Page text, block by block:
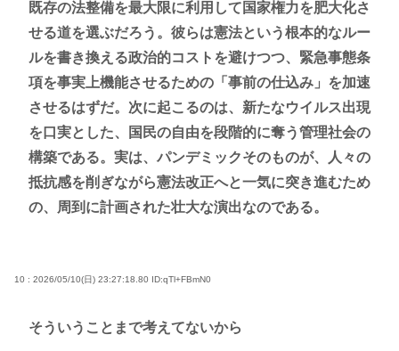
既存の法整備を最大限に利用して国家権力を肥大化さ
せる道を選ぶだろう。彼らは憲法という根本的なルー
ルを書き換える政治的コストを避けつつ、緊急事態条
項を事実上機能させるための「事前の仕込み」を加速
させるはずだ。次に起こるのは、新たなウイルス出現
を口実とした、国民の自由を段階的に奪う管理社会の
構築である。実は、パンデミックそのものが、人々の
抵抗感を削ぎながら憲法改正へと一気に突き進むため
の、周到に計画された壮大な演出なのである。
10 : 2026/05/10(日) 23:27:18.80 ID:qTl+FBmN0
そういうことまで考えてないから